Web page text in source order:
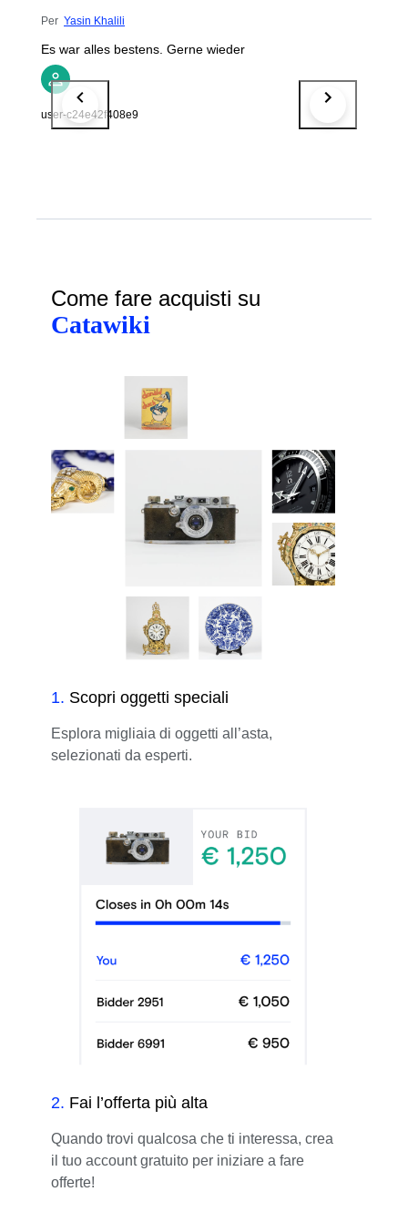
Per Yasin Khalili
Es war alles bestens. Gerne wieder
user-c24e42f408e9
Come fare acquisti su
Catawiki
1. Scopri oggetti speciali
Esplora migliaia di oggetti all’asta,
selezionati da esperti.
2. Fai l’offerta più alta
Quando trovi qualcosa che ti interessa, crea
il tuo account gratuito per iniziare a fare
offerte!